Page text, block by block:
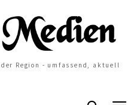
Region - umfassend, aktuell